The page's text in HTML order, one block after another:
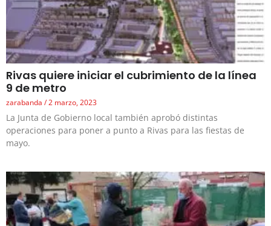
Rivas quiere iniciar el cubrimiento de la línea
9 de metro
zarabanda 2 marzo, 2023
La Junta de Gobierno local también aprobó distintas
operaciones para poner a punto a Rivas para las fiestas de
mayo.